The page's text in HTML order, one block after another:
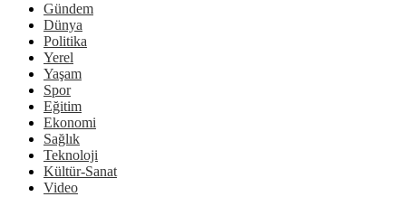
Gündem
Dünya
Politika
Yerel
Yaşam
Spor
Eğitim
Ekonomi
Sağlık
Teknoloji
Kültür-Sanat
Video